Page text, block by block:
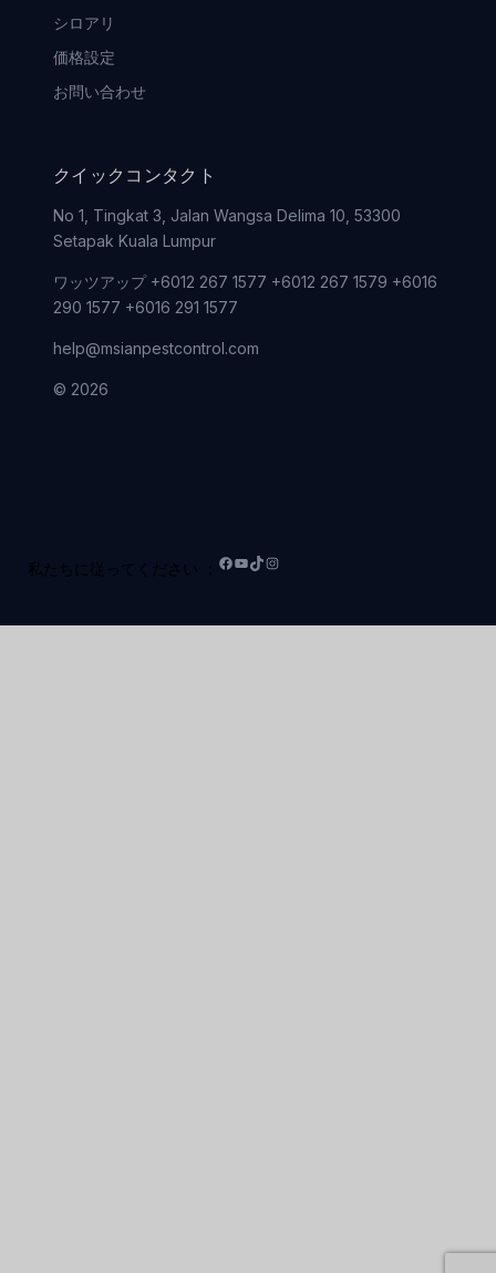
シロアリ
価格設定
お問い合わせ
クイックコンタクト
No 1, Tingkat 3, Jalan Wangsa Delima 10, 53300
Setapak Kuala Lumpur
ワッツアップ +6012 267 1577 +6012 267 1579 +6016
290 1577 +6016 291 1577
help@msianpestcontrol.com
© 2026
私たちに従ってください ： フ
イチ
テ
ッ
イ
ス